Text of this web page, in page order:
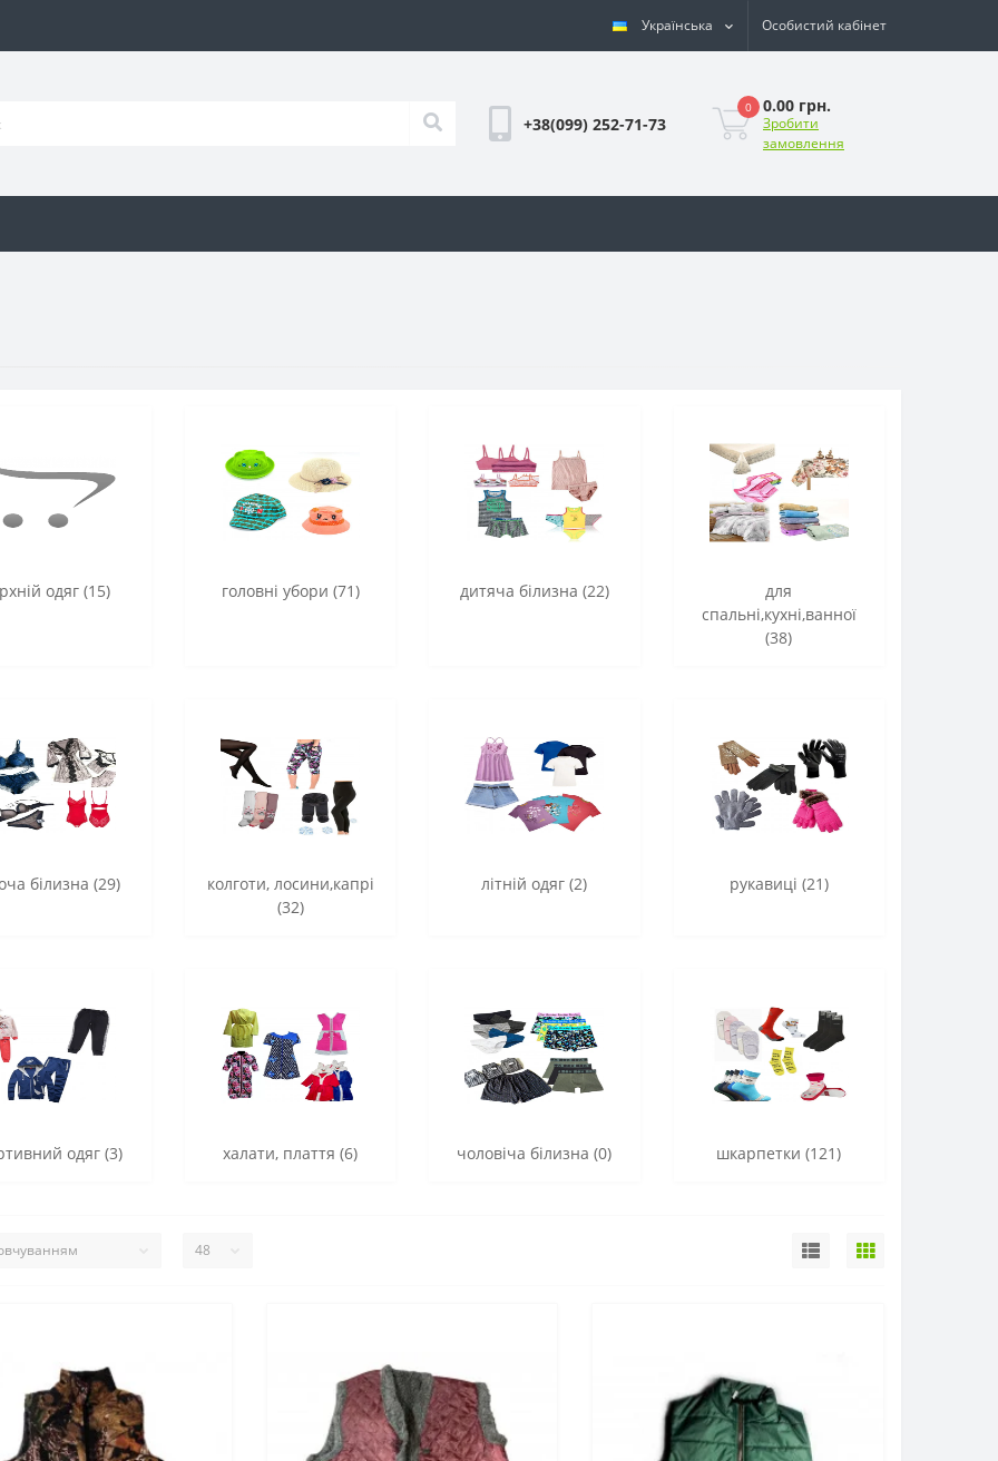
Українська Особистий кабінет
+38(099) 252-71-73
0 0.00 грн.
Зробити
замовлення
одяг (15) головні убори (71) дитяча білизна (22)
для
спальні,кухні,ванної
(38)
білизна (29)
колготи, лосини,капрі
(32)
літній одяг (2) рукавиці (21)
одяг (3) халати, плаття (6) чоловіча білизна (0) шкарпетки (121)